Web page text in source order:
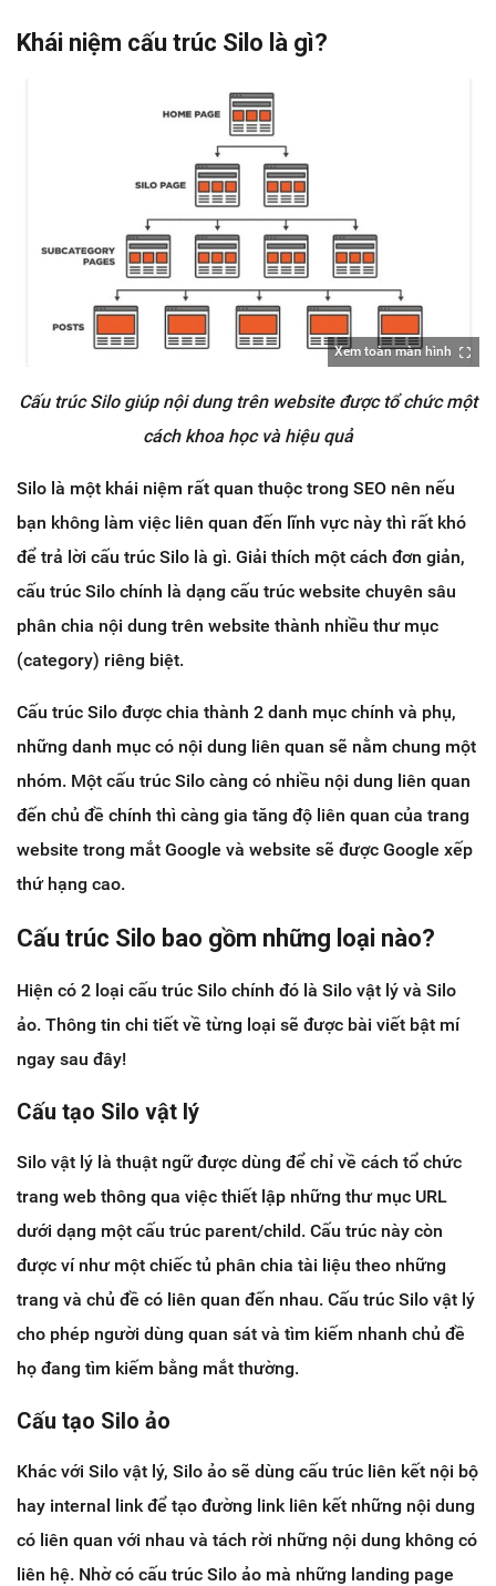
Khái niệm cấu trúc Silo là gì?
Xem toàn màn hình
Cấu trúc Silo giúp nội dung trên website được tổ chức một
cách khoa học và hiệu quả
Silo là một khái niệm rất quan thuộc trong SEO nên nếu
bạn không làm việc liên quan đến lĩnh vực này thì rất khó
để trả lời cấu trúc Silo là gì. Giải thích một cách đơn giản,
cấu trúc Silo chính là dạng cấu trúc website chuyên sâu
phân chia nội dung trên website thành nhiều thư mục
(category) riêng biệt.
Cấu trúc Silo được chia thành 2 danh mục chính và phụ,
những danh mục có nội dung liên quan sẽ nằm chung một
nhóm. Một cấu trúc Silo càng có nhiều nội dung liên quan
đến chủ đề chính thì càng gia tăng độ liên quan của trang
website trong mắt Google và website sẽ được Google xếp
thứ hạng cao.
Cấu trúc Silo bao gồm những loại nào?
Hiện có 2 loại cấu trúc Silo chính đó là Silo vật lý và Silo
ảo. Thông tin chi tiết về từng loại sẽ được bài viết bật mí
ngay sau đây!
Cấu tạo Silo vật lý
Silo vật lý là thuật ngữ được dùng để chỉ về cách tổ chức
trang web thông qua việc thiết lập những thư mục URL
dưới dạng một cấu trúc parent/child. Cấu trúc này còn
được ví như một chiếc tủ phân chia tài liệu theo những
trang và chủ đề có liên quan đến nhau. Cấu trúc Silo vật lý
cho phép người dùng quan sát và tìm kiếm nhanh chủ đề
họ đang tìm kiếm bằng mắt thường.
Cấu tạo Silo ảo
Khác với Silo vật lý, Silo ảo sẽ dùng cấu trúc liên kết nội bộ
hay internal link để tạo đường link liên kết những nội dung
có liên quan với nhau và tách rời những nội dung không có
liên hệ. Nhờ có cấu trúc Silo ảo mà những landing page